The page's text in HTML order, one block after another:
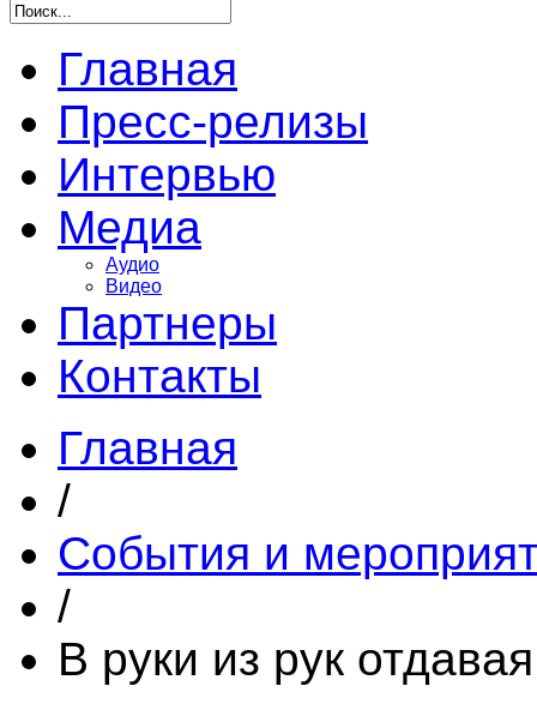
Главная
Пресс-релизы
Интервью
Медиа
Аудио
Видео
Партнеры
Контакты
Главная
/
События и
/
В руки из рук